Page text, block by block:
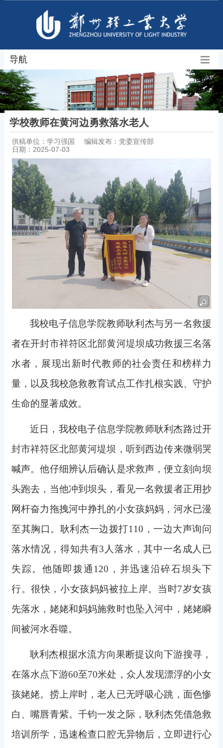
导航
学校教师在黄河边勇救落水老人
供稿单位：学习强国
编辑发布：党委宣传部
日期：2025-07-03
我校电子信息学院教师耿利杰与另一名救援
者在开封市祥符区北部黄河堤坝成功救援三名落
水者，展现出新时代教师的社会责任和榜样力
量，以及我校急救教育试点工作扎根实践、守护
生命的显著成效。
近日，我校电子信息学院教师耿利杰路过开
封市祥符区北部黄河堤坝，听到西边传来微弱哭
喊声。他仔细辨认后确认是求救声，便立刻向坝
头跑去，当他冲到坝头，看见一名救援者正用抄
网杆奋力拖拽河中挣扎的小女孩妈妈，河水已漫
至其胸口。耿利杰一边拨打110，一边大声询问
落水情况，得知共有3人落水，其中一名成人已
失踪。他随即拨通120，并迅速沿碎石坝头下
行。很快，小女孩妈妈被拉上岸。当时7岁女孩
先落水，姥姥和妈妈施救时也坠入河中，姥姥瞬
间被河水吞噬。
耿利杰根据水流方向果断提议向下游搜寻，
在落水点下游60至70米处，众人发现漂浮的小女
孩姥姥。捞上岸时，老人已无呼吸心跳，面色惨
白、嘴唇青紫。千钧一发之际，耿利杰凭借急救
培训所学，迅速检查口腔无异物后，立即进行心